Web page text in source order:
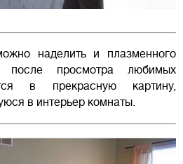
наделить и плазменного
после просмотра любимых
в прекрасную картину,
в интерьер комнаты.